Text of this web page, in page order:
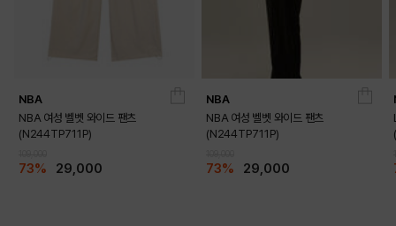
NBA
NBA 여성 벨벳 와이드 팬츠
(N244TP711P)
73% 29,000
NBA
NBA 여성 벨벳 와이드 팬츠
(N244TP711P)
73% 29,000